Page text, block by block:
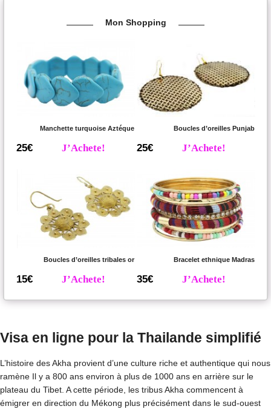
Mon Shopping
Manchette turquoise Aztéque
25€ J’Achete!
Boucles d’oreilles Punjab
25€ J’Achete!
Boucles d’oreilles tribales or
15€ J’Achete!
Bracelet ethnique Madras
35€ J’Achete!
Visa en ligne pour la Thailande simplifié
L’histoire des Akha provient d’une culture riche et authentique qui nous
ramène Il y a 800 ans environ à plus de 1000 ans en arrière sur le
plateau du Tibet. A cette période, les tribus Akha commencent à
émigrer en direction du Mékong plus précisément dans le sud-ouest